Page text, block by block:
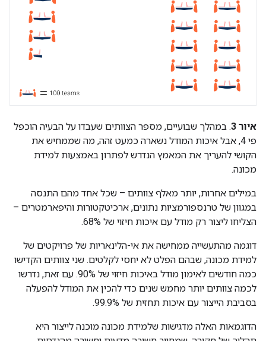
איור 3
. במהלך שבועיים, מספר הצוותים שעבדו על הבעיה הוכפל
פי 4, אבל איכות המודל נשארה כמעט זהה, מה שממחיש את
הקושי להעריך את המאמץ הנדרש לפתרון באמצעות למידת
מכונה.
במילים אחרות, יותר מאלף צוותים – שכל אחד מהם התנסה
במגוון של טרנספורמציות נתונים, ארכיטקטורות והיפארמטרים –
הצליחו ליצור רק מודל עם איכות חיזוי של 68%.
דוגמה מהתעשייה ממחישה את אי-הלינאריות של פרויקטים של
למידת מכונה, שבהם הפלט לא יחסי לקלטים. שני צוותים הקדישו
כמה חודשים לאימון מודל באיכות חיזוי של 90%. עם זאת, נדרשו
לכמה צוותים יותר מחמש שנים כדי להכין את המודל להפעלה
בסביבת הייצור עם איכות תחזית של 99.9%.
הדוגמאות האלה מדגישות שלמידת מכונה מוכנה לייצור היא